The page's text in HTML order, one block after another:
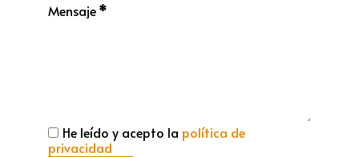
Mensaje*
He leído y acepto la política de
privacidad